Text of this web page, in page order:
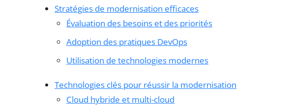
Stratégies de modernisation efficaces
Évaluation des besoins et des priorités
Adoption des pratiques DevOps
Utilisation de technologies modernes
Technologies clés pour réussir la modernisation
Cloud hybride et multi-cloud